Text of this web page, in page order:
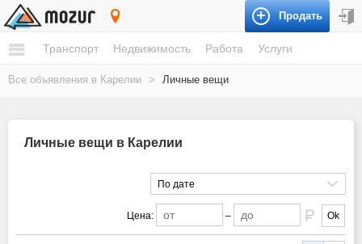
Продать
Транспорт Недвижимость Работа Услуги
Все объявления в Карелии > Личные вещи
Личные вещи в Карелии
По дате
Цена: – Ok